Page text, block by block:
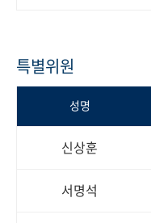
특별위원
성명
신상훈
서명석